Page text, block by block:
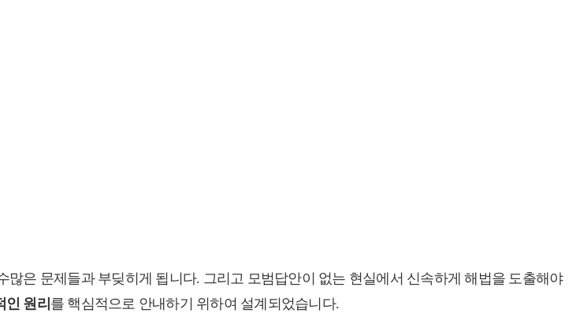
은 문제들과 부딪히게 됩니다. 그리고 모범답안이 없는 현실에서 신속하게 해법을 도출해야
인 원리 를 핵심적으로 안내하기 위하여 설계되었습니다.